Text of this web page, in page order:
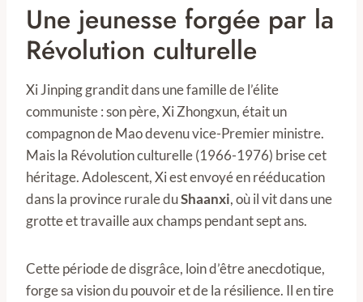
Une jeunesse forgée par la
Révolution culturelle
Xi Jinping grandit dans une famille de l’élite
communiste : son père, Xi Zhongxun, était un
compagnon de Mao devenu vice-Premier ministre.
Mais la Révolution culturelle (1966-1976) brise cet
héritage. Adolescent, Xi est envoyé en rééducation
dans la province rurale duShaanxi, où il vit dans une
grotte et travaille aux champs pendant sept ans.
Cette période de disgrâce, loin d’être anecdotique,
forge sa vision du pouvoir et de la résilience. Il en tire